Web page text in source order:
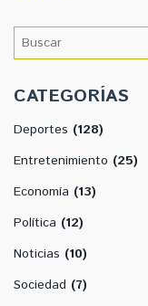
CATEGORÍAS
Deportes (128)
Entretenimiento (25)
Economía (13)
Política (12)
Noticias (10)
Sociedad (7)